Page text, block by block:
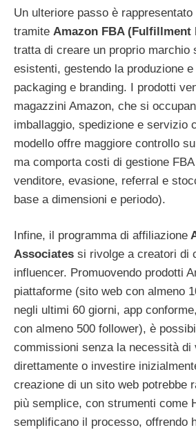
Un ulteriore passo è
tramite Amazon FBA (Fulfillment
tratta di creare un proprio marchio
esistenti, gestendo la produzione
packaging e branding. I prodotti
magazzini Amazon, che si
imballaggio, spedizione e servizio
modello offre maggiore controllo
ma comporta costi di gestione
venditore, evasione, referral e
base a dimensioni e periodo).
Infine, il programma di affiliazione
Associates si rivolge a creatori di
influencer. Promuovendo prodotti
piattaforme (sito web con almeno
negli ultimi 60 giorni, app
con almeno 500 follower), è
commissioni senza la necessità di
direttamente o investire
creazione di un sito web potrebbe
più semplice, con strumenti come
semplificano il processo, offrendo